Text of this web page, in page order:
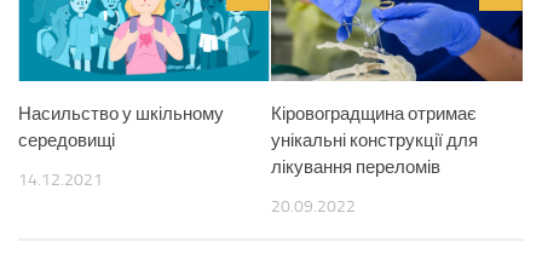
Насильство у шкільному
середовищі
14.12.2021
Кіровоградщина отримає
унікальні конструкції для
лікування переломів
20.09.2022